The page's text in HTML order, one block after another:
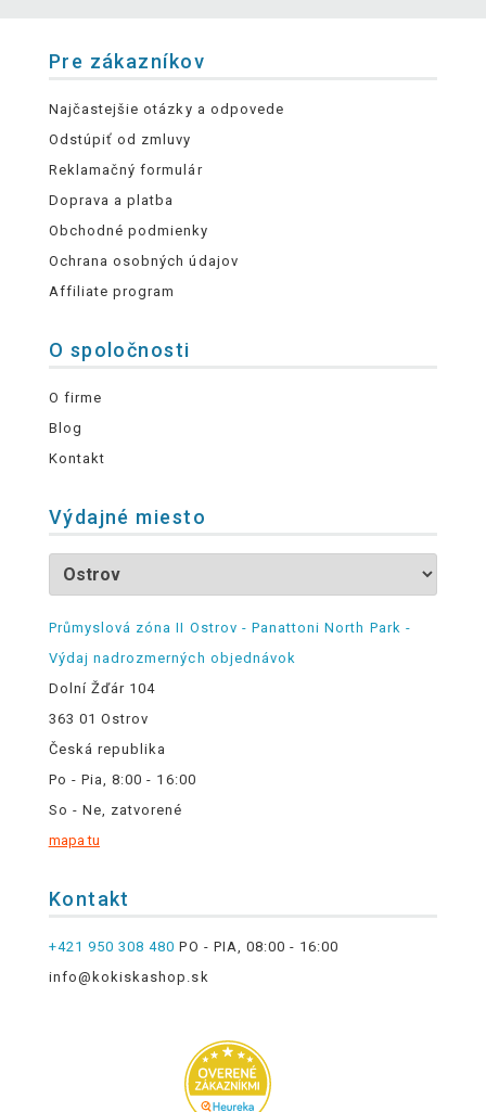
Pre zákazníkov
Najčastejšie otázky a odpovede
Odstúpiť od zmluvy
Reklamačný formulár
Doprava a platba
Obchodné podmienky
Ochrana osobných údajov
Affiliate program
O spoločnosti
O firme
Blog
Kontakt
Výdajné miesto
Průmyslová zóna II Ostrov - Panattoni North Park -
Výdaj nadrozmerných objednávok
Dolní Žďár 104
363 01 Ostrov
Česká republika
Po - Pia, 8:00 - 16:00
So - Ne, zatvorené
mapa tu
Kontakt
+421 950 308 480 PO - PIA, 08:00 - 16:00
info@kokiskashop.sk